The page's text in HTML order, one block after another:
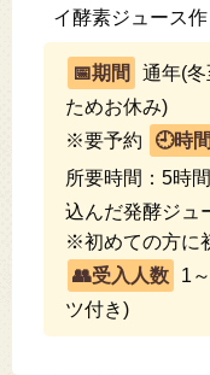
イ酵素ジュース
通年(
ためお休み)
※要予約
所要時間：5時間
込んだ発酵ジュ
※初めての方に
1
ツ付き)